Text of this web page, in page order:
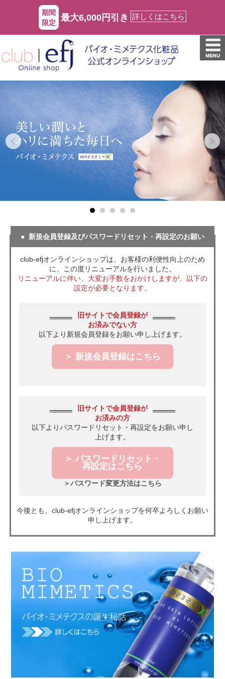
期間
限定
最大6,000円引き 詳しくはこちら
新規会員登録及びパスワードリセット・再設定のお願い
club-efjオンラインショップは、お客様の利便性向上のため
に、この度リニューアルを行いました。
リニューアルに伴い、大変お手数をおかけしますが、以下の
設定が必要となります。
旧サイトで会員登録が
お済みでない方
以下より新規会員登録をお願い申し上げます。
＞ 新規会員登録はこちら
旧サイトで会員登録が
お済みの方
以下よりパスワードリセット・再設定をお願い申し
上げます。
＞ パスワードリセット・
再設定はこちら
＞パスワード変更方法はこちら
今後とも、club-efjオンラインショップを何卒よろしくお願い
申し上げます。